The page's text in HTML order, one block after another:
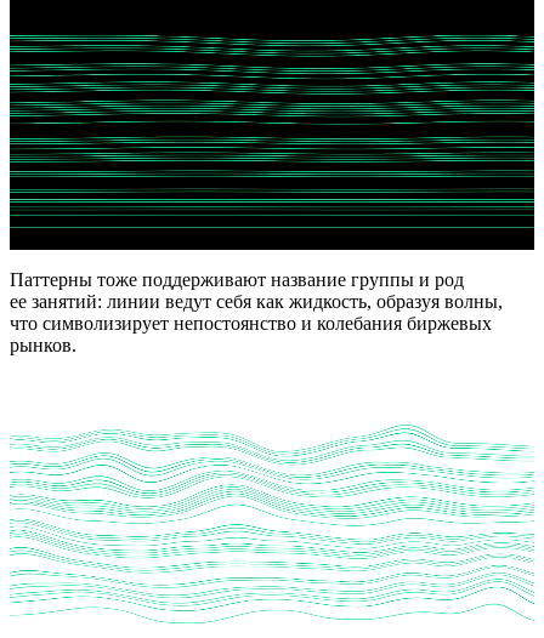
Паттерны тоже поддерживают название группы и род
ее занятий: линии ведут себя как жидкость, образуя волны,
что символизирует непостоянство и колебания биржевых
рынков.